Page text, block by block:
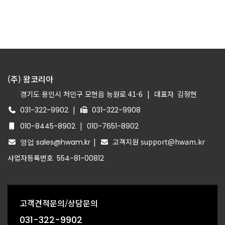
(주) 왐코리아
경기도 용인시 처인구 모현읍 능원로 41-6 | 대표자 김정현
031-322-9902 |
031-322-9908
010-8445-8902 | 010-7651-8902
영업 sales@hwam.kr |
고객지원 support@hwam.kr
사업자등록번호 554-81-00812
고객견적문의/상담문의
031-322-9902